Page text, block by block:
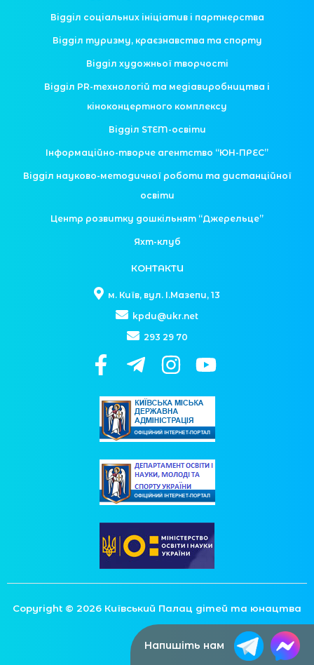
Напишіть нам
Відділ соціальних ініціатив і партнерства
Відділ туризму, краєзнавства та спорту
Відділ художньої творчості
Відділ PR-технологій та медіавиробництва і
кіноконцертного комплексу
Відділ STEM-освіти
Інформаційно-творче агентство “ЮН-ПРЕС”
Відділ науково-методичної роботи та дистанційної
освіти
Центр розвитку дошкільнят “Джерельце”
Яхт-клуб
КОНТАКТИ
м. Київ, вул. І.Мазепи, 13
kpdu@ukr.net
293 29 70
Copyright © 2026 Київський Палац дітей та юнацтва